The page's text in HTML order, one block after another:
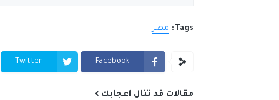
Tags: مصر
Facebook
Twitter
مقالات قد تنال اعجابك